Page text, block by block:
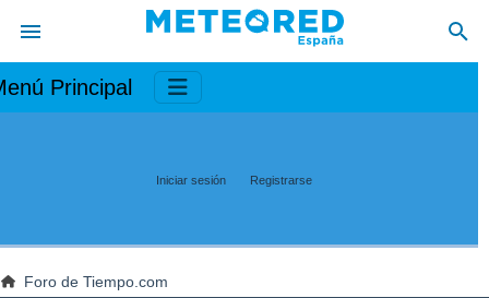
Principal
Iniciar sesión Registrarse
Foro de Tiempo.com